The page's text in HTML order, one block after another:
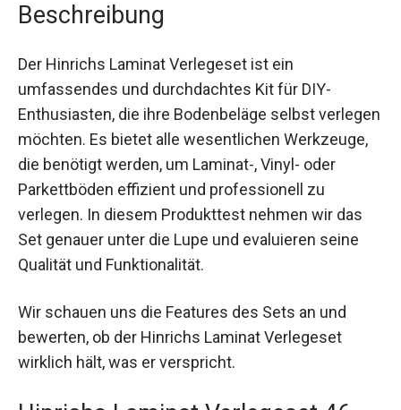
Beschreibung
Der Hinrichs Laminat Verlegeset ist ein
umfassendes und durchdachtes Kit für DIY-
Enthusiasten, die ihre Bodenbeläge selbst verlegen
möchten. Es bietet alle wesentlichen Werkzeuge,
die benötigt werden, um Laminat-, Vinyl- oder
Parkettböden effizient und professionell zu
verlegen. In diesem Produkttest nehmen wir das
Set genauer unter die Lupe und evaluieren seine
Qualität und Funktionalität.
Wir schauen uns die Features des Sets an und
bewerten, ob der Hinrichs Laminat Verlegeset
wirklich hält, was er verspricht.